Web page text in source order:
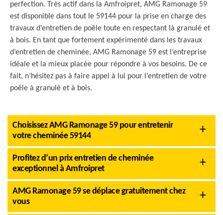
perfection. Très actif dans la Amfroipret, AMG Ramonage 59
est disponible dans tout le 59144 pour la prise en charge des
travaux d’entretien de poêle toute en respectant là granulé et
à bois. En tant que fortement expérimenté dans les travaux
d’entretien de cheminée, AMG Ramonage 59 est l’entreprise
idéale et la mieux placée pour répondre à vos besoins. De ce
fait, n’hésitez pas à faire appel à lui pour l’entretien de votre
poêle à granulé et à bois.
Choisissez AMG Ramonage 59 pour entretenir
votre cheminée 59144
Profitez d’un prix entretien de cheminée
exceptionnel à Amfroipret
AMG Ramonage 59 se déplace gratuitement chez
vous